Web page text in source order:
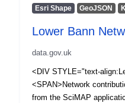
Esri Shape GeoJSON
Lower Bann
data.gov.uk
<DIV STYLE="text-
<SPAN>Network
from the SciMAP